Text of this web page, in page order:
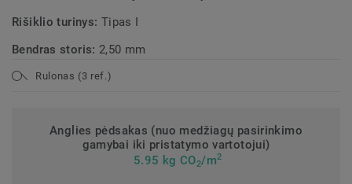
Rišiklio turinys: Tipas I
Bendras storis: 2,50 mm
Rulonas (3 ref.)
Anglies pėdsakas (nuo medžiagų pasirinkimo
gamybai iki pristatymo vartotojui)
5.95 kg CO2/m2